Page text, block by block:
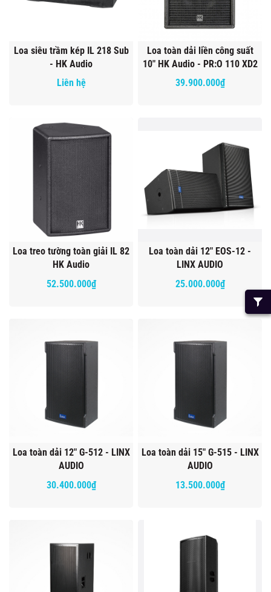
Loa siêu trầm kép IL 218 Sub
- HK Audio
Liên hệ
Loa toàn dải liền công suất
10" HK Audio - PR:O 110 XD2
39.900.000₫
Loa treo tường toàn giải IL 82
HK Audio
52.500.000₫
Loa toàn dải 12" EOS-12 -
LINX AUDIO
25.000.000₫
Loa toàn dải 12" G-512 - LINX
AUDIO
30.400.000₫
Loa toàn dải 15" G-515 - LINX
AUDIO
13.500.000₫